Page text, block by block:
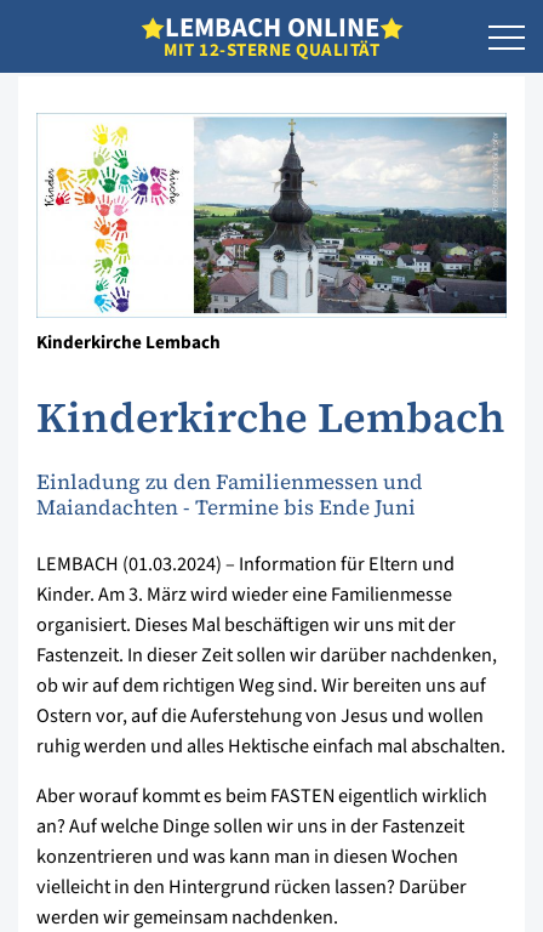
LEMBACH ONLINE
MIT 12-STERNE QUALITÄT
Kinderkirche Lembach
Kinderkirche Lembach
Einladung zu den Familienmessen und
Maiandachten - Termine bis Ende Juni
LEMBACH (01.03.2024) – Information für Eltern und
Kinder. Am 3. März wird wieder eine Familienmesse
organisiert. Dieses Mal beschäftigen wir uns mit der
Fastenzeit. In dieser Zeit sollen wir darüber nachdenken,
ob wir auf dem richtigen Weg sind. Wir bereiten uns auf
Ostern vor, auf die Auferstehung von Jesus und wollen
ruhig werden und alles Hektische einfach mal abschalten.
Aber worauf kommt es beim FASTEN eigentlich wirklich
an? Auf welche Dinge sollen wir uns in der Fastenzeit
konzentrieren und was kann man in diesen Wochen
vielleicht in den Hintergrund rücken lassen? Darüber
werden wir gemeinsam nachdenken.